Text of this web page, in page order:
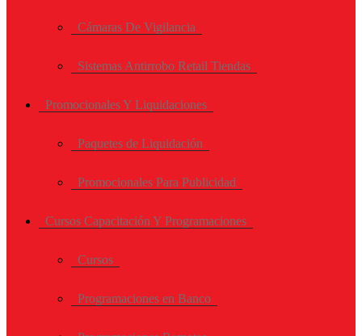
Cámaras De Vigilancia
Sistemas Antirrobo Retail Tiendas
Promocionales Y Liquidaciones
Paquetes de Liquidación
Promocionales Para Publicidad
Cursos Capacitación Y Programaciones
Cursos
Programaciones en Banco